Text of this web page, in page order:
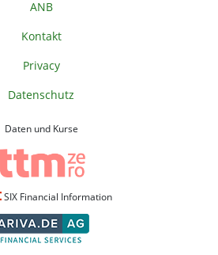
ANB
Kontakt
Privacy
Datenschutz
Daten und Kurse
SIX Financial Information